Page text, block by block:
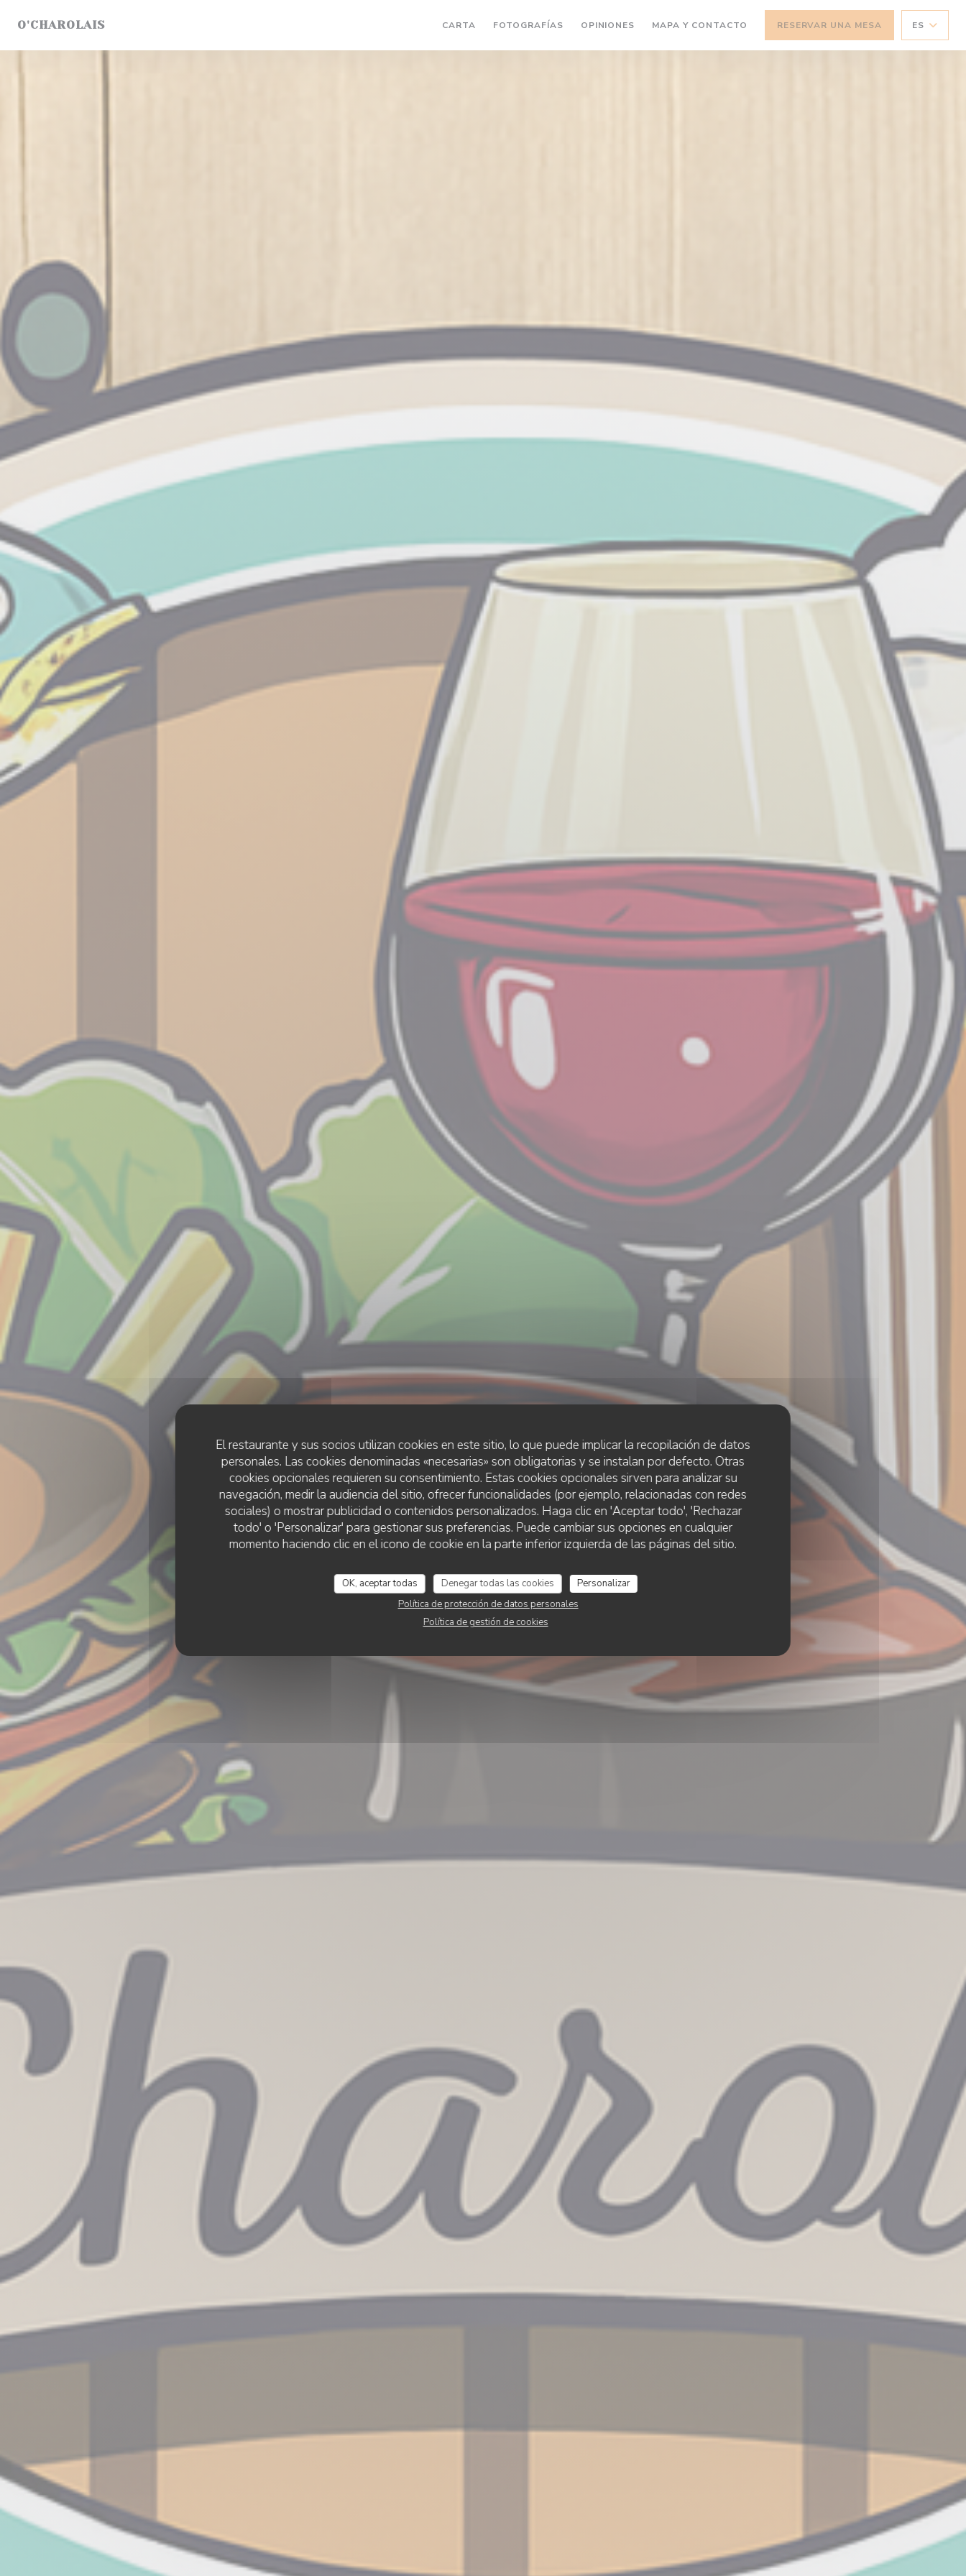
El restaurante y sus socios utilizan cookies en este sitio, lo que puede implicar la recopilación de datos
personales. Las cookies denominadas «necesarias» son obligatorias y se instalan por defecto. Otras
cookies opcionales requieren su consentimiento. Estas cookies opcionales sirven para analizar su
navegación, medir la audiencia del sitio, ofrecer funcionalidades (por ejemplo, relacionadas con redes
sociales) o mostrar publicidad o contenidos personalizados. Haga clic en 'Aceptar todo', 'Rechazar
todo' o 'Personalizar' para gestionar sus preferencias. Puede cambiar sus opciones en cualquier
momento haciendo clic en el icono de cookie en la parte inferior izquierda de las páginas del sitio.
OK, aceptar todas Denegar todas las cookies
Personalizar
Política de protección de datos personales
Política de gestión de cookies
O'CHAROLAIS CARTA FOTOGRAFÍAS OPINIONES MAPA Y CONTACTO RESERVAR UNA MESA ES
RESTAURANTE TRADICIONAL• WASQUEHAL
O'Charolais
RESERVAR UNA MESA
O'CHAROLAIS